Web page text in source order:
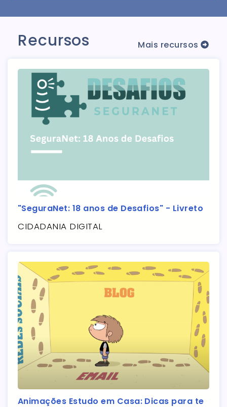
Recursos Mais recursos
"SeguraNet: 18 anos de Desafios" - Livreto
CIDADANIA DIGITAL
Animações Estudo em Casa: Dicas para te